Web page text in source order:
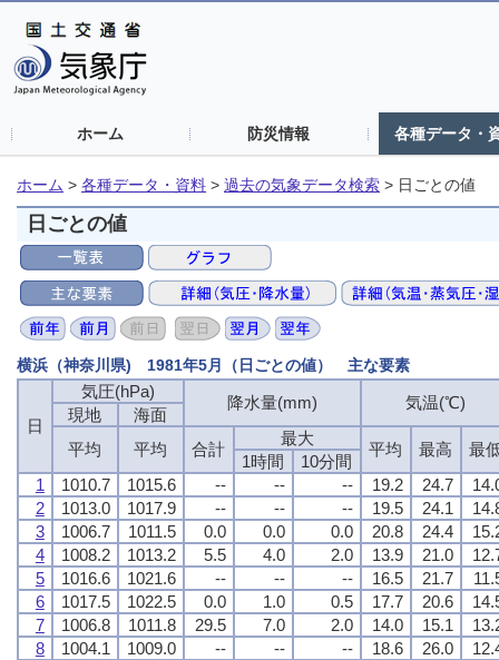
ホーム 防災情報 各種データ・
ホーム > 各種データ・資料 > 過去の気象データ検索 > 日ごとの値
日ごとの値
横浜（神奈川県) 1981年5月（日ごとの値） 主な要素
日
気圧(hPa)
降水量(mm) 気温(℃)
現地
海面
平均
平均 合計
最大
平均 最高 最
1時間
10分間
1
1010.7 1015.6 -- -- -- 19.2 24.7
2
1013.0 1017.9 -- -- -- 19.5 24.1
3
1006.7 1011.5 0.0 0.0 0.0 20.8 24.4
4
1008.2 1013.2 5.5 4.0 2.0 13.9 21.0
5
1016.6 1021.6 -- -- -- 16.5 21.7
6
1017.5 1022.5 0.0 1.0 0.5 17.7 20.6
7
1006.8 1011.8 29.5 7.0 2.0 14.0 15.1
8
1004.1 1009.0 -- -- -- 18.6 26.0
日
気圧(hPa)
降水量(mm) 気温(℃)
現地
海面
平均
平均 合計
最大
平均 最高 最
1時間
10分間
1
1010.7 1015.6 -- -- -- 19.2 24.7
2
1013.0 1017.9 -- -- -- 19.5 24.1
3
1006.7 1011.5 0.0 0.0 0.0 20.8 24.4
4
1008.2 1013.2 5.5 4.0 2.0 13.9 21.0
5
1016.6 1021.6 -- -- -- 16.5 21.7
6
1017.5 1022.5 0.0 1.0 0.5 17.7 20.6
7
1006.8 1011.8 29.5 7.0 2.0 14.0 15.1
8
1004.1 1009.0 -- -- -- 18.6 26.0
日
気圧(hPa)
降水量(mm) 気温(℃)
現地
海面
平均
平均 合計
最大
平均 最高 最
1時間
10分間
1
1010.7 1015.6 -- -- -- 19.2 24.7
2
1013.0 1017.9 -- -- -- 19.5 24.1
3
1006.7 1011.5 0.0 0.0 0.0 20.8 24.4
4
1008.2 1013.2 5.5 4.0 2.0 13.9 21.0
5
1016.6 1021.6 -- -- -- 16.5 21.7
6
1017.5 1022.5 0.0 1.0 0.5 17.7 20.6
7
1006.8 1011.8 29.5 7.0 2.0 14.0 15.1
8
1004.1 1009.0 -- -- -- 18.6 26.0
日
気圧(hPa)
降水量(mm) 気温(℃)
現地
海面
平均
平均 合計
最大
平均 最高 最
1時間
10分間
1
1010.7 1015.6 -- -- -- 19.2 24.7
2
1013.0 1017.9 -- -- -- 19.5 24.1
3
1006.7 1011.5 0.0 0.0 0.0 20.8 24.4
4
1008.2 1013.2 5.5 4.0 2.0 13.9 21.0
5
1016.6 1021.6 -- -- -- 16.5 21.7
6
1017.5 1022.5 0.0 1.0 0.5 17.7 20.6
7
1006.8 1011.8 29.5 7.0 2.0 14.0 15.1
8
1004.1 1009.0 -- -- -- 18.6 26.0